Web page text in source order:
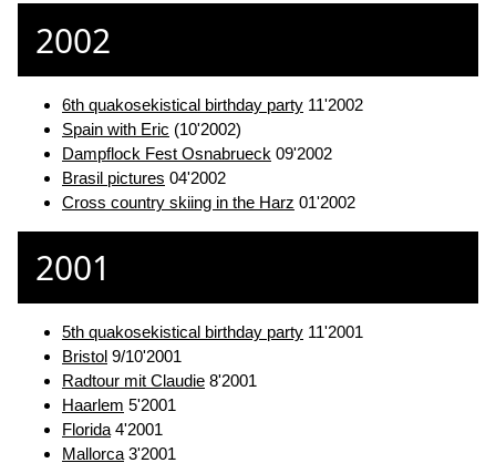
2002
6th quakosekistical birthday party 11'2002
Spain with Eric (10'2002)
Dampflock Fest Osnabrueck 09'2002
Brasil pictures 04'2002
Cross country skiing in the Harz 01'2002
2001
5th quakosekistical birthday party 11'2001
Bristol 9/10'2001
Radtour mit Claudie 8'2001
Haarlem 5'2001
Florida 4'2001
Mallorca 3'2001